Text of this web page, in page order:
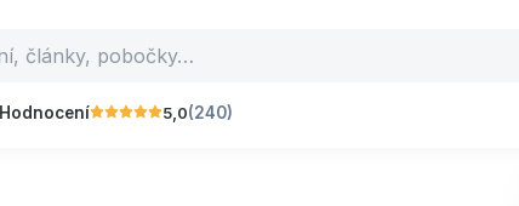
Hodnocení 5,0(240)